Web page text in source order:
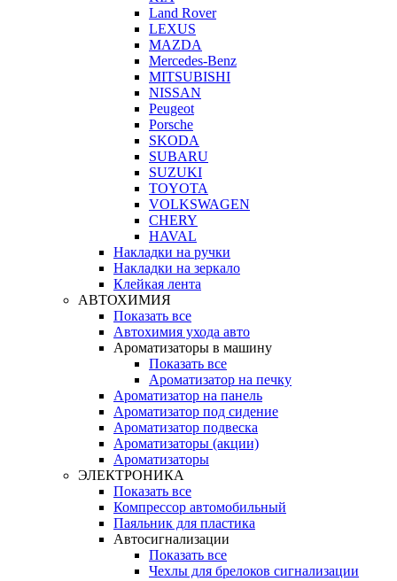
Land Rover
LEXUS
MAZDA
Mercedes-Benz
MITSUBISHI
NISSAN
Peugeot
Porsche
SKODA
SUBARU
SUZUKI
TOYOTA
VOLKSWAGEN
CHERY
HAVAL
Накладки на ручки
Накладки на зеркало
Клейкая лента
АВТОХИМИЯ
Показать все
Автохимия ухода авто
Ароматизаторы в машину
Показать все
Ароматизатор на печку
Ароматизатор на панель
Ароматизатор под сидение
Ароматизатор подвеска
Ароматизаторы (акции)
Ароматизаторы
ЭЛЕКТРОНИКА
Показать все
Компрессор автомобильный
Паяльник для пластика
Автосигнализации
Показать все
Чехлы для брелоков сигнализации